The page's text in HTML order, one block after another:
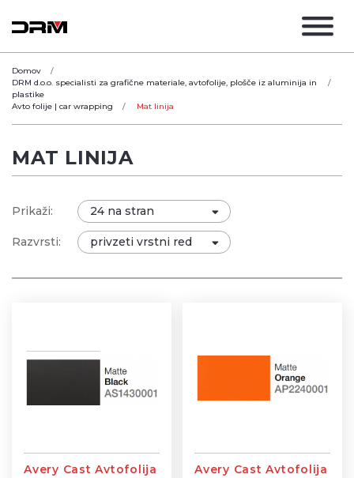
Domov
DRM d.o.o. specialisti za grafične materiale, avtofolije, plošče iz aluminija in
plastike
Avto folije | car wrapping
Mat linija
MAT LINIJA
Prikaži:
Razvrsti:
Avery Cast Avtofolija
Avery Cast Avtofolija